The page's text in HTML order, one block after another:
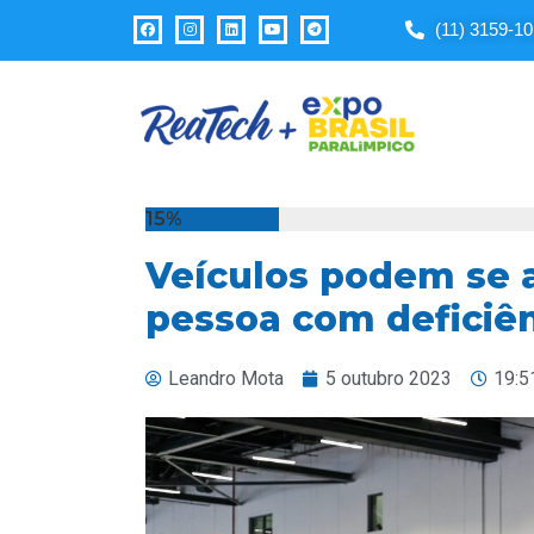
(11) 3159-
15%
Veículos podem se
pessoa com
Leandro Mota 5 outubro 2023